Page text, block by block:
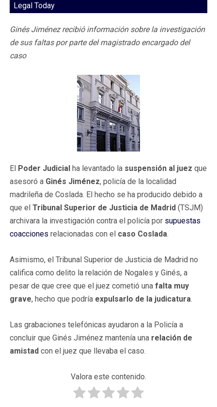
Legal Today
Ginés Jiménez recibió información sobre la investigación
de sus faltas por parte del magistrado encargado del
caso
El Poder Judicial ha levantado la suspensión al juez que
asesoró a Ginés Jiménez, policía de la localidad
madrileña de Coslada. El hecho se ha producido debido a
que el Tribunal Superior de Justicia de Madrid (TSJM)
archivara la investigación contra el policía por supuestas
coacciones relacionadas con el caso Coslada.
Asimismo, el Tribunal Superior de Justicia de Madrid no
califica como delito la relación de Nogales y Ginés, a
pesar de que cree que el juez cometió una falta muy
grave, hecho que podría expulsarlo de la judicatura.
Las grabaciones telefónicas ayudaron a la Policía a
concluir que Ginés Jiménez mantenía una relación de
amistad con el juez que llevaba el caso.
Valora este contenido.